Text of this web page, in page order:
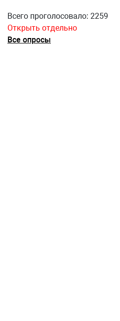
Всего проголосовало: 2259
Открыть отдельно
Все опросы